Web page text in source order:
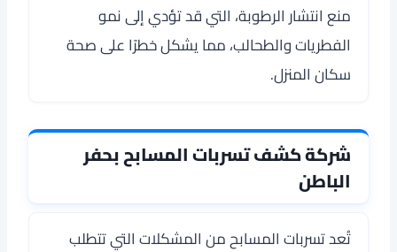
منع انتشار الرطوبة، التي قد تؤدي إلى نمو
الفطريات والطحالب، مما يشكل خطرًا على صحة
سكان المنزل.
شركة كشف تسربات المسابح بحفر
الباطن
تُعد تسربات المسابح من المشكلات التي تتطلب